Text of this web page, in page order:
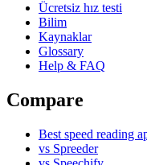
Ücretsiz hız testi
Bilim
Kaynaklar
Glossary
Help & FAQ
Compare
Best speed reading
vs Spreeder